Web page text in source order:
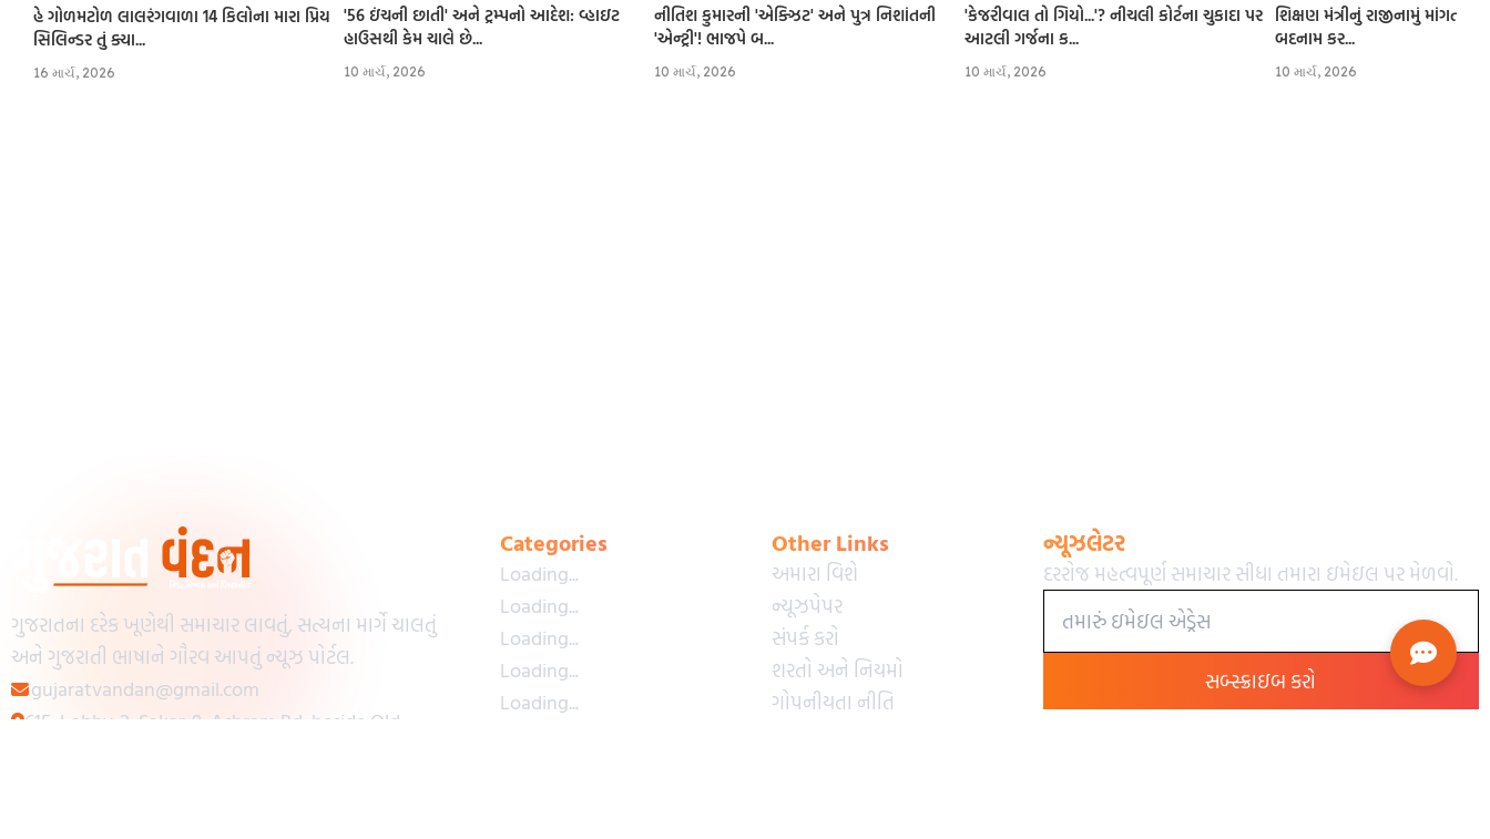
હે ગોળમટોળ લાલરંગવાળા 14 કિલોના મારા પ્રિય
સિલિન્ડર તું ક્યા...
16 માર્ચ, 2026
'56 ઇંચની છાતી' અને ટ્રમ્પનો આદેશ: વ્હાઇટ
હાઉસથી કેમ ચાલે છે...
10 માર્ચ, 2026
નીતિશ કુમારની 'એક્ઝિટ' અને પુત્ર નિશાંતની
'એન્ટ્રી'! ભાજપે બ...
10 માર્ચ, 2026
'કેજરીવાલ તો ગિયો...'? નીચલી કોર્ટના ચુકાદા પર
આટલી ગર્જના ક...
10 માર્ચ, 2026
શિક્ષણ મંત્રીનું રાજીનામું માંગતા
બદનામ કર...
10 માર્ચ, 2026
ગુજરાતના દરેક ખૂણેથી સમાચાર લાવતું, સત્યના માર્ગે ચાલતું
અને ગુજરાતી ભાષાને ગૌરવ આપતું ન્યૂઝ પોર્ટલ.
gujaratvandan@gmail.com
615, Lobby-2, Sakar-9, Ashram Rd, beside Old
Categories
Loading...
Loading...
Loading...
Loading...
Loading...
Other Links
અમારા વિશે
ન્યૂઝપેપર
સંપર્ક કરો
શરતો અને નિયમો
ગોપનીયતા નીતિ
ન્યૂઝલેટર
દરરોજ મહત્વપૂર્ણ સમાચાર સીધા તમારા ઇમેઇલ પર મેળવો.
સબ્સ્ક્રાઇબ કરો